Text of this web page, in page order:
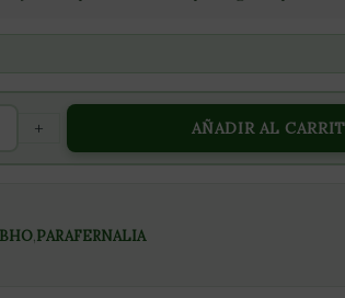
+ AÑADIR AL
,PARAFERNALIA